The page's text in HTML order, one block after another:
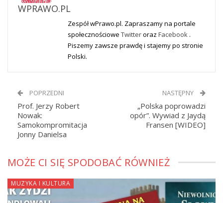
WPRAWO.PL
Zespół wPrawo.pl. Zapraszamy na portale
społecznościowe Twitteroraz Facebook .
Piszemy zawsze prawdę i stajemy po stronie
Polski.
POPRZEDNI
Prof. Jerzy Robert
Nowak:
Samokompromitacja
Jonny Danielsa
NASTĘPNY
„Polska poprowadzi
opór”. Wywiad z Jaydą
Fransen [WIDEO]
MOŻE CI SIĘ SPODOBAĆ RÓWNIEŻ
MUZYKA I KULTURA